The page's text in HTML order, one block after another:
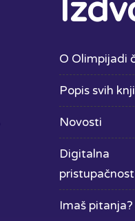
O Olimpijadi
Popis svih
Novosti
Digitalna
pristupačnost
Imaš pitanja?